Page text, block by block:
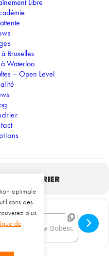
Libre
Bruxelles
Waterloo
– Open Level
Lambert
CALENDRIER
- SPECTACLE
Destination Address -
optimale
des
plus
de